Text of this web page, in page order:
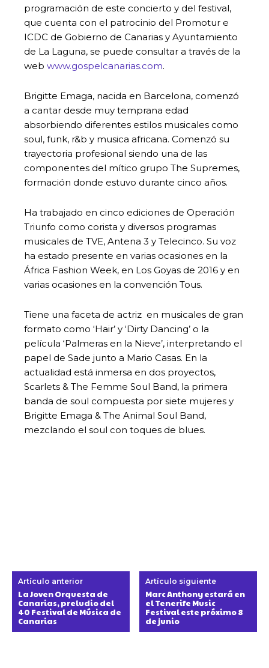
programación de este concierto y del festival,
que cuenta con el patrocinio del Promotur e
ICDC de Gobierno de Canarias y Ayuntamiento
de La Laguna, se puede consultar a través de la
web www.gospelcanarias.com.
Brigitte Emaga, nacida en Barcelona, comenzó
a cantar desde muy temprana edad
absorbiendo diferentes estilos musicales como
soul, funk, r&b y musica africana. Comenzó su
trayectoria profesional siendo una de las
componentes del mítico grupo The Supremes,
formación donde estuvo durante cinco años.
Ha trabajado en cinco ediciones de Operación
Triunfo como corista y diversos programas
musicales de TVE, Antena 3 y Telecinco. Su voz
ha estado presente en varias ocasiones en la
África Fashion Week, en Los Goyas de 2016 y en
varias ocasiones en la convención Tous.
Tiene una faceta de actriz en musicales de gran
formato como ‘Hair’ y ‘Dirty Dancing’ o la
película ‘Palmeras en la Nieve’, interpretando el
papel de Sade junto a Mario Casas. En la
actualidad está inmersa en dos proyectos,
Scarlets & The Femme Soul Band, la primera
banda de soul compuesta por siete mujeres y
Brigitte Emaga & The Animal Soul Band,
mezclando el soul con toques de blues.
Artículo anterior
La Joven Orquesta de
Canarias, preludio del
40 Festival de Música de
Canarias
Artículo siguiente
Marc Anthony estará en
el Tenerife Music
Festival este próximo 8
de junio